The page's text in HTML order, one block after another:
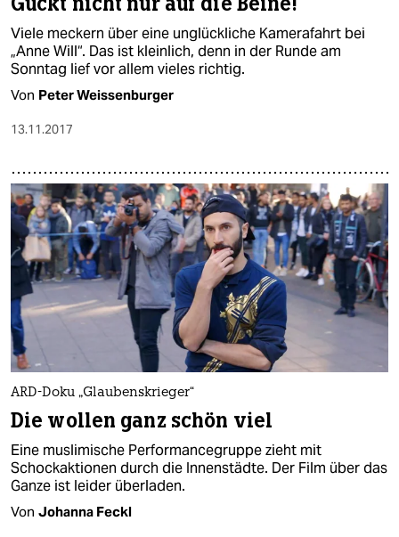
Viele meckern über eine unglückliche Kamerafahrt bei
„Anne Will“. Das ist kleinlich, denn in der Runde am
Sonntag lief vor allem vieles richtig.
Von Peter Weissenburger
13.11.2017
ARD-Doku „Glaubenskrieger“
Die wollen ganz schön viel
Eine muslimische Performancegruppe zieht mit
Schockaktionen durch die Innenstädte. Der Film über das
Ganze ist leider überladen.
Von Johanna Feckl